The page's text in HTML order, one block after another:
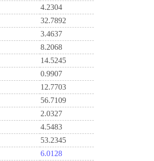
4.2304
32.7892
3.4637
8.2068
14.5245
0.9907
12.7703
56.7109
2.0327
4.5483
53.2345
6.0128